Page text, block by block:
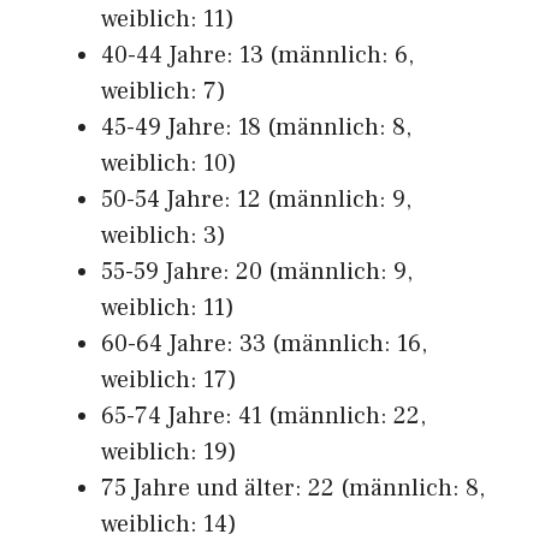
weiblich: 11)
40-44 Jahre: 13 (männlich: 6,
weiblich: 7)
45-49 Jahre: 18 (männlich: 8,
weiblich: 10)
50-54 Jahre: 12 (männlich: 9,
weiblich: 3)
55-59 Jahre: 20 (männlich: 9,
weiblich: 11)
60-64 Jahre: 33 (männlich: 16,
weiblich: 17)
65-74 Jahre: 41 (männlich: 22,
weiblich: 19)
75 Jahre und älter: 22 (männlich: 8,
weiblich: 14)